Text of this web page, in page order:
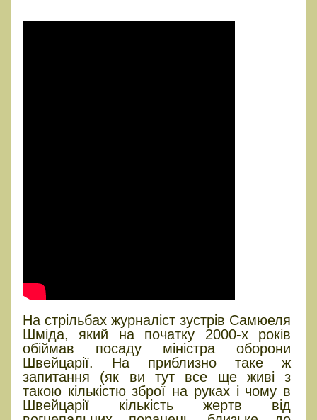
На стрільбах журналіст зустрів Самюеля
Шміда, який на початку 2000-х років
обіймав посаду міністра оборони
Швейцарії. На приблизно таке ж
запитання (як ви тут все ще живі з
такою кількістю зброї на руках і чому в
Швейцарії кількість жертв від